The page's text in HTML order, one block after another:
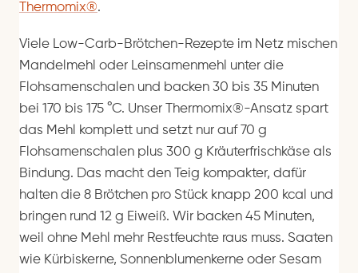
Thermomix®.
Viele Low-Carb-Brötchen-Rezepte im Netz mischen
Mandelmehl oder Leinsamenmehl unter die
Flohsamenschalen und backen 30 bis 35 Minuten
bei 170 bis 175 °C. Unser Thermomix®-Ansatz spart
das Mehl komplett und setzt nur auf 70 g
Flohsamenschalen plus 300 g Kräuterfrischkäse als
Bindung. Das macht den Teig kompakter, dafür
halten die 8 Brötchen pro Stück knapp 200 kcal und
bringen rund 12 g Eiweiß. Wir backen 45 Minuten,
weil ohne Mehl mehr Restfeuchte raus muss. Saaten
wie Kürbiskerne, Sonnenblumenkerne oder Sesam